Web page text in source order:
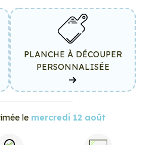
PLANCHE À DÉCOUPER
PERSONNALISÉE
le mercredi 12 août